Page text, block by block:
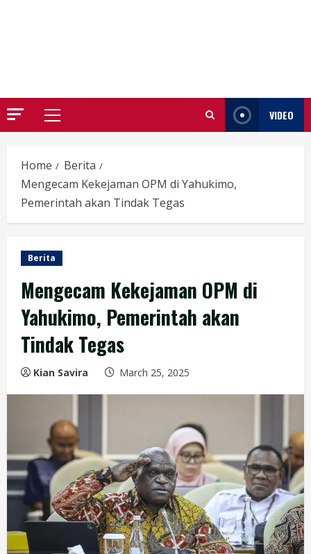
Primary
VIDEO
Home
Berita
Mengecam Kekejaman OPM di Yahukimo,
Pemerintah akan Tindak Tegas
Berita
Mengecam Kekejaman OPM di
Yahukimo, Pemerintah akan
Tindak Tegas
Kian Savira March 25, 2025